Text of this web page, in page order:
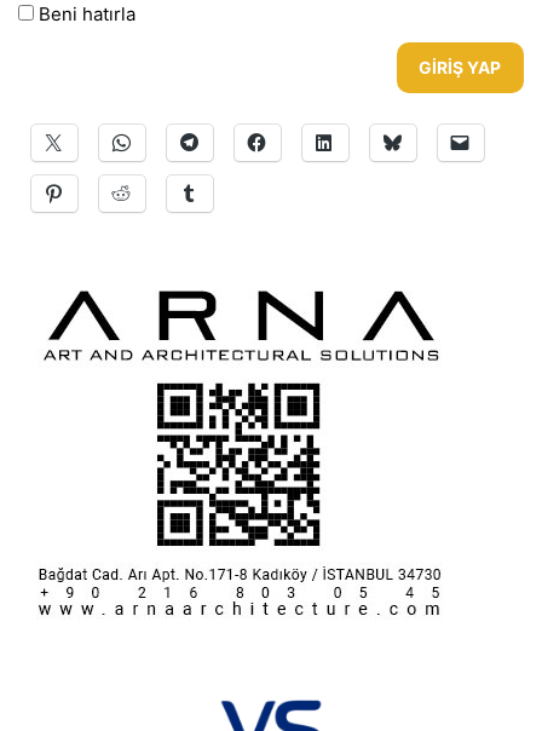
Beni hatırla
GIRIŞ YAP